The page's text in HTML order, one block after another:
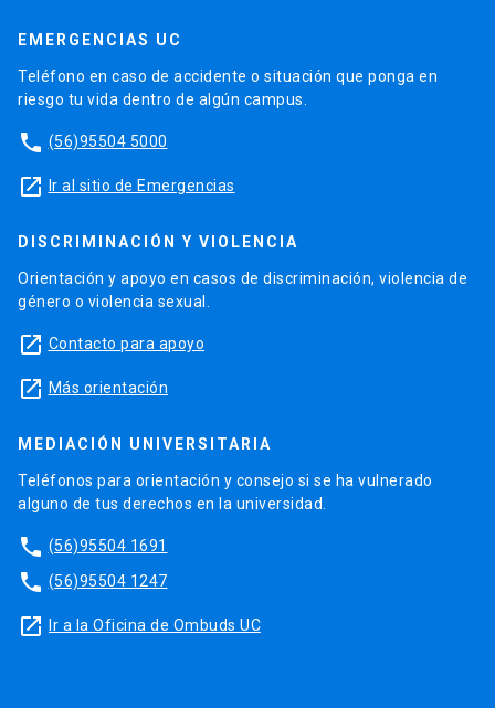
EMERGENCIAS UC
Teléfono en caso de accidente o situación que ponga en
riesgo tu vida dentro de algún campus.
phone (56)95504 5000
launch Ir al sitio de Emergencias
DISCRIMINACIÓN Y VIOLENCIA
Orientación y apoyo en casos de discriminación, violencia de
género o violencia sexual.
launch Contacto para apoyo
launch Más orientación
MEDIACIÓN UNIVERSITARIA
Teléfonos para orientación y consejo si se ha vulnerado
alguno de tus derechos en la universidad.
phone (56)95504 1691
phone (56)95504 1247
launch Ir a la Oficina de Ombuds UC